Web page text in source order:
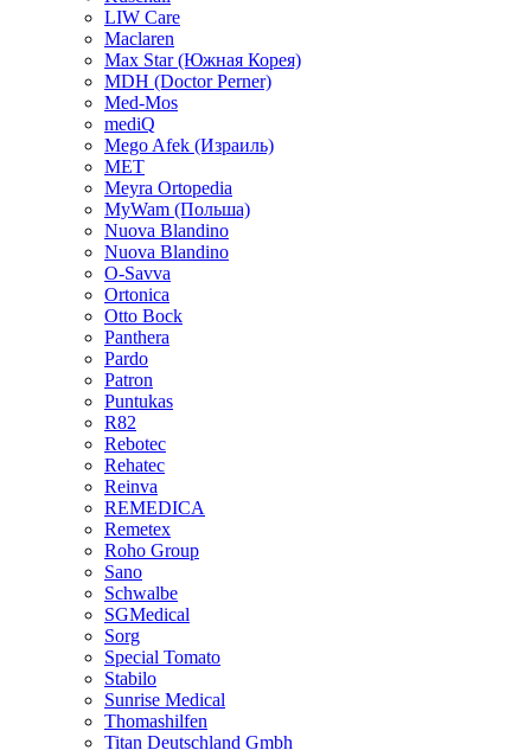
LIW Care
Maclaren
Max Star (Южная Корея)
MDH (Doctor Perner)
Med-Mos
mediQ
Mego Afek (Израиль)
MET
Meyra Ortopedia
MyWam (Польша)
Nuova Blandino
Nuova Blandino
O-Savva
Ortonica
Otto Bock
Panthera
Pardo
Patron
Puntukas
R82
Rebotec
Rehatec
Reinva
REMEDICA
Remetex
Roho Group
Sano
Schwalbe
SGMedical
Sorg
Special Tomato
Stabilo
Sunrise Medical
Thomashilfen
Titan Deutschland Gmbh